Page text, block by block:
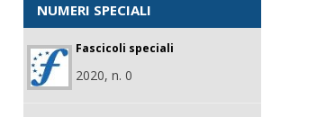
NUMERI SPECIALI
Fascicoli speciali
2020, n. 0